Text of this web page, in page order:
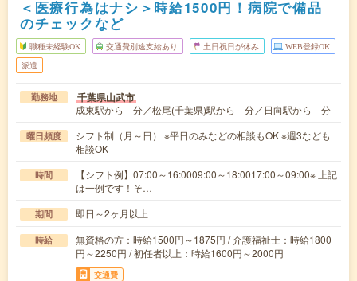
＜医療行為はナシ＞時給1500円！病院で備品
のチェックなど
職種未経験OK 交通費別途支給あり 土日祝日が休み WEB登録OK
派遣
勤務地 千葉県山武市
成東駅から---分／松尾(千葉県)駅から---分／日向駅から---分
曜日頻度
シフト制（月～日） ※平日のみなどの相談もOK ※週3なども
相談OK
時間
【シフト例】07:00～16:0009:00～18:0017:00～09:00※ 上記
は一例です！そ…
期間 即日～2ヶ月以上
時給
無資格の方：時給1500円～1875円 / 介護福祉士：時給1800
円～2250円 / 初任者以上：時給1600円～2000円
交通費